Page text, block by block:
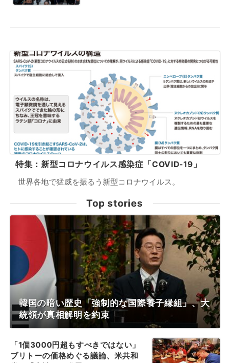
特集：新型コロナウイルス感染症「COVID-19」
世界各地で猛威を振るう新型コロナウイルス。
Top stories
韓国の暗い歴史「強制的な国際養子縁組」、大
統領が真相解明を約束
「1個3000円超もすべきではない」
ブリトーの価格めぐる議論、米共和